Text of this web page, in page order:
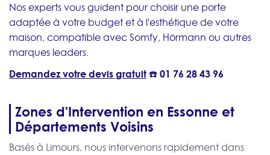
Nos experts vous guident pour choisir une porte
adaptée à votre budget et à l'esthétique de votre
maison, compatible avec Somfy, Hörmann ou autres
marques leaders.
Demandez votre devis gratuit☎️01 76 28 43 96
Zones d'Intervention en Essonne et
Départements Voisins
Basés à Limours, nous intervenons rapidement dans